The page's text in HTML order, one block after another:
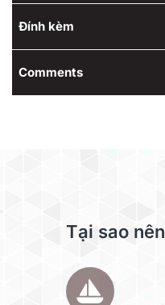
Đính kèm
Comments
Tại sao